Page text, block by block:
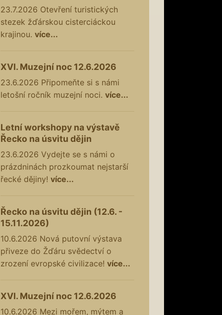
23.7.2026 Otevření turistických
stezek žďárskou cisterciáckou
krajinou. více...
XVI. Muzejní noc 12.6.2026
23.6.2026 Připomeňte si s námi
letošní ročník muzejní noci. více...
Letní workshopy na výstavě
Řecko na úsvitu dějin
23.6.2026 Vydejte se s námi o
prázdninách prozkoumat nejstarší
řecké dějiny! více...
Řecko na úsvitu dějin (12.6. -
15.11.2026)
10.6.2026 Nová putovní výstava
přiveze do Žďáru svědectví o
zrození evropské civilizace! více...
XVI. Muzejní noc 12.6.2026
10.6.2026 Mezi mořem, mýtem a